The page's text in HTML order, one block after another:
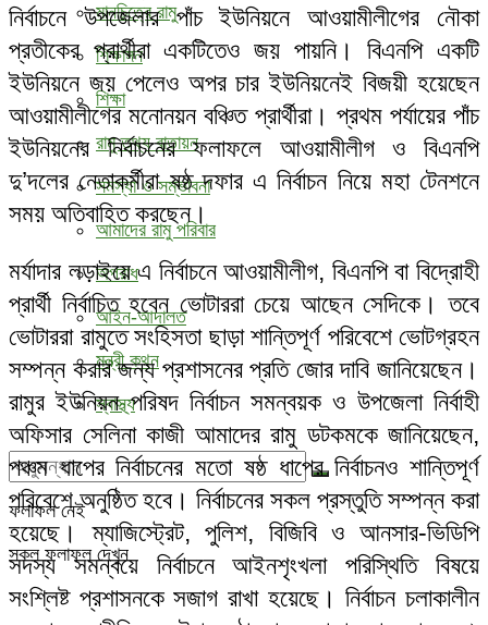
মানচিত্রে রামু
শিক্ষাঙ্গন
শিক্ষা
রামু তথ্য বাতায়ন
সমস্যা ও সম্ভাবনা
আমাদের রামু পরিবার
অপরাধ
আইন-আদালত
মন্ত্রী কথন
স্বাস্থ্য
ফলাফল নেই
সকল ফলাফল দেখুন
নির্বাচনে উপজেলার পাঁচ ইউনিয়নে আওয়ামীলীগের নৌকা
প্রতীকের প্রার্থীরা একটিতেও জয় পায়নি। বিএনপি একটি
ইউনিয়নে জয় পেলেও অপর চার ইউনিয়নেই বিজয়ী হয়েছেন
আওয়ামীলীগের মনোনয়ন বঞ্চিত প্রার্থীরা। প্রথম পর্যায়ের পাঁচ
ইউনিয়নের নির্বাচনের ফলাফলে আওয়ামীলীগ ও বিএনপি
দু’দলের নেতাকর্মীরা ষষ্ঠ দফার এ নির্বাচন নিয়ে মহা টেনশনে
সময় অতিবাহিত করছেন।
মর্যাদার লড়াইয়ে এ নির্বাচনে আওয়ামীলীগ, বিএনপি বা বিদ্রোহী
প্রার্থী নির্বাচিত হবেন ভোটাররা চেয়ে আছেন সেদিকে। তবে
ভোটাররা রামুতে সংহিসতা ছাড়া শান্তিপূর্ণ পরিবেশে ভোটগ্রহন
সম্পন্ন করার জন্য প্রশাসনের প্রতি জোর দাবি জানিয়েছেন।
রামুর ইউনিয়ন পরিষদ নির্বাচন সমন্বয়ক ও উপজেলা নির্বাহী
অফিসার সেলিনা কাজী আমাদের রামু ডটকমকে জানিয়েছেন,
পঞ্চম ধাপের নির্বাচনের মতো ষষ্ঠ ধাপের নির্বাচনও শান্তিপূর্ণ
পরিবেশে অনুষ্ঠিত হবে। নির্বাচনের সকল প্রস্তুতি সম্পন্ন করা
হয়েছে। ম্যাজিস্ট্রেট, পুলিশ, বিজিবি ও আনসার-ভিডিপি
সদস্য সমন্বয়ে নির্বাচনে আইনশৃংখলা পরিস্থিতি বিষয়ে
সংশ্লিষ্ট প্রশাসনকে সজাগ রাখা হয়েছে। নির্বাচন চলাকালীন